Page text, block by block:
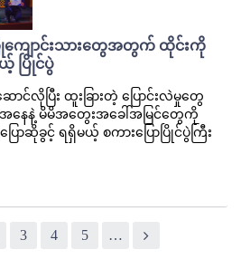
ောင်းသားတွေအတွက် ထိုင်းကို
ပြိုင်ပွဲ
လိုပြီး ထူးခြားတဲ့ ပြောင်းလဲမှုတွေ
ေနဲ့ မိမိအတွေးအခေါ်အမြင်တွေကို
ပြောဆိုခွင့် ရရှိမယ့် စကားပြောပြိုင်ပွဲကြီး
3 4 5 …